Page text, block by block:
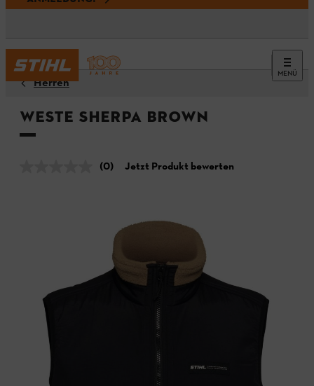
MENÜ
Herren
Weste SHERPA BROWN
(0) Jetzt Produkt bewerten